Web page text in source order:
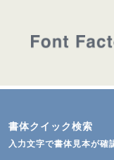
書体クイック検索
入力文字で書体見本が確